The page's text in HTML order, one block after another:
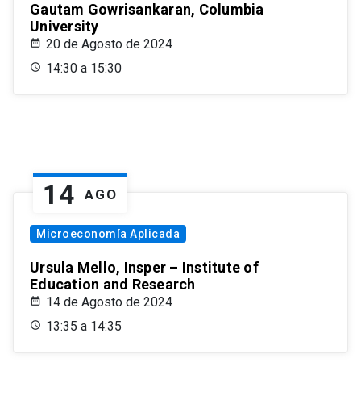
Gautam Gowrisankaran, Columbia
University
20 de Agosto de 2024
14:30 a 15:30
14 AGO
Microeconomía Aplicada
Ursula Mello, Insper – Institute of
Education and Research
14 de Agosto de 2024
13:35 a 14:35